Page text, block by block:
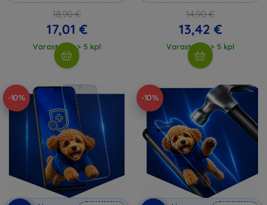
18,90 €
17,01 €
Varastossa > 5 kpl
14,90 €
13,42 €
Varastossa > 5 kpl
-10% -10%